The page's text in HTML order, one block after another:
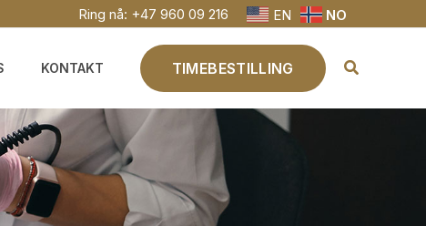
Ring nå: +47 960 09 216 EN NO
KONTAKT TIMEBESTILLING